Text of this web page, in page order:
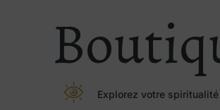
Explorez votre spiritualité